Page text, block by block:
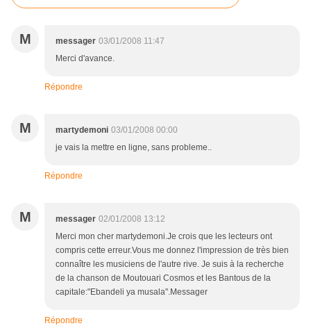
M messager 03/01/2008 11:47
Merci d'avance.
Répondre
M martydemoni 03/01/2008 00:00
je vais la mettre en ligne, sans probleme..
Répondre
M messager 02/01/2008 13:12
Merci mon cher martydemoni.Je crois que les lecteurs ont
compris cette erreur.Vous me donnez l'impression de très bien
connaître les musiciens de l'autre rive. Je suis à la recherche
de la chanson de Moutouari Cosmos et les Bantous de la
capitale:"Ebandeli ya musala".Messager
Répondre